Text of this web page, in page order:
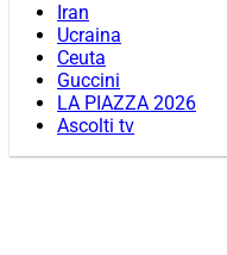
Iran
Ucraina
Ceuta
Guccini
LA PIAZZA 2026
Ascolti tv